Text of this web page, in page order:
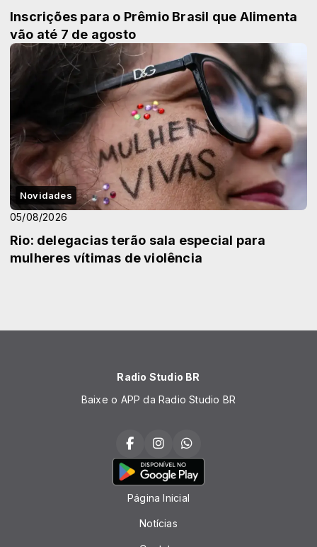
Inscrições para o Prêmio Brasil que Alimenta
vão até 7 de agosto
Novidades
05/08/2026
Rio: delegacias terão sala especial para
mulheres vítimas de violência
Radio Studio BR
Baixe o APP da Radio Studio BR
Página Inicial
Notícias